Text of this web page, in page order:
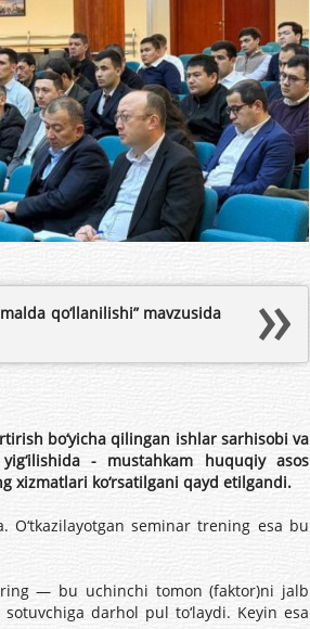
qo‘llanilishi” mavzusida
bo‘yicha qilingan ishlar sarhisobi va
- mustahkam huquqiy asos
xizmatlari ko‘rsatilgani qayd etilgandi.
seminar trening esa bu
— bu uchinchi tomon (faktor)ni jalb
darhol pul to‘laydi. Keyin esa